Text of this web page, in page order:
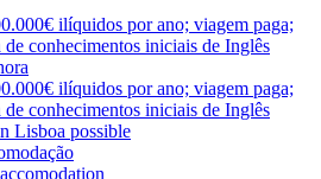
ilíquidos por ano; viagem paga;
de conhecimentos iniciais de Inglês
ilíquidos por ano; viagem paga;
de conhecimentos iniciais de Inglês
Lisboa possible